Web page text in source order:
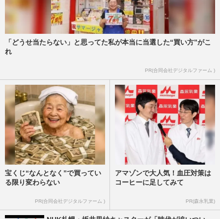
「どうせ当たらない」と思ってた私が本当に当選した“買い方”がこ
れ
PR(合同会社デジタルファーム )
宝くじ“なんとなく”で買ってい
る限り変わらない
PR(合同会社デジタルファーム )
アマゾンで大人気！血圧対策は
コーヒーに足してみて
PR(森永乳業)